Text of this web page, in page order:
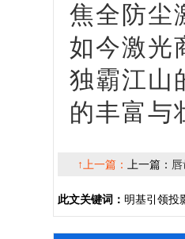
焦全防尘
如今激光
独霸江山
的丰富与
↑上一篇： 上一篇：
此文关键词： 明基引领投